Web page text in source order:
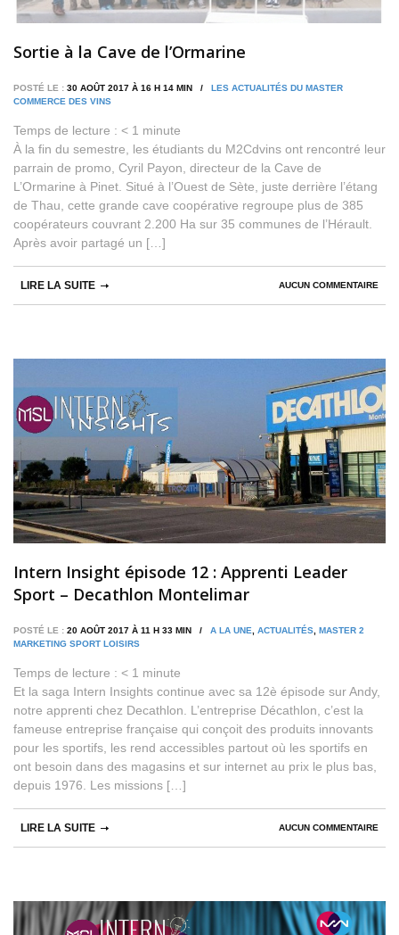
Sortie à la Cave de l’Ormarine
POSTÉ LE : 30 AOÛT 2017 À 16 H 14 MIN / LES ACTUALITÉS DU MASTER
COMMERCE DES VINS
Temps de lecture : < 1 minute
À la fin du semestre, les étudiants du M2Cdvins ont rencontré leur
parrain de promo, Cyril Payon, directeur de la Cave de
L’Ormarine à Pinet. Situé à l’Ouest de Sète, juste derrière l’étang
de Thau, cette grande cave coopérative regroupe plus de 385
coopérateurs couvrant 2.200 Ha sur 35 communes de l’Hérault.
Après avoir partagé un […]
AUCUN COMMENTAIRE
LIRE LA SUITE
Intern Insight épisode 12 : Apprenti Leader
Sport – Decathlon Montelimar
POSTÉ LE : 20 AOÛT 2017 À 11 H 33 MIN / A LA UNE ACTUALITÉS MASTER 2
MARKETING SPORT LOISIRS
Temps de lecture : < 1 minute
Et la saga Intern Insights continue avec sa 12è épisode sur Andy,
notre apprenti chez Decathlon. L’entreprise Décathlon, c’est la
fameuse entreprise française qui conçoit des produits innovants
pour les sportifs, les rend accessibles partout où les sportifs en
ont besoin dans des magasins et sur internet au prix le plus bas,
depuis 1976. Les missions […]
AUCUN COMMENTAIRE
LIRE LA SUITE